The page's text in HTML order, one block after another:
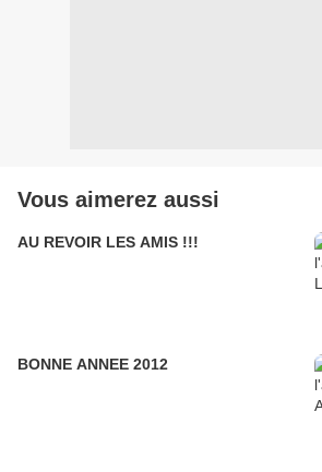
Vous aimerez aussi
AU REVOIR LES AMIS !!!
BONNE ANNEE 2012